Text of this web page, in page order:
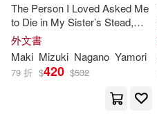
The Person I Loved Asked Me
to Die in My Sister’s Stead,
Volume 3
外文書
Maki Mizuki Nagano Yamori
79 折 $420 $532